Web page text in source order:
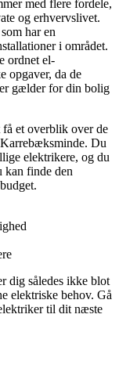
med flere fordele,
og erhvervslivet.
har en
i området.
ordnet el-
opgaver, da de
gælder for din bolig
et overblik over de
Du
elektrikere, og du
kan finde den
dig således ikke blot
elektriske behov. Gå
til dit næste